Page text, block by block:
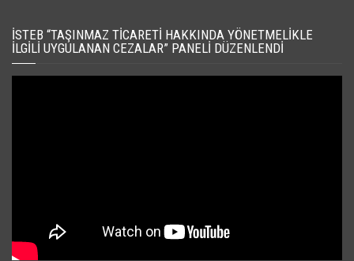
İSTEB “TAŞINMAZ TICARETI HAKKINDA YÖNETMELIKLE
İLGILI UYGULANAN CEZALAR” PANELI DÜZENLENDI